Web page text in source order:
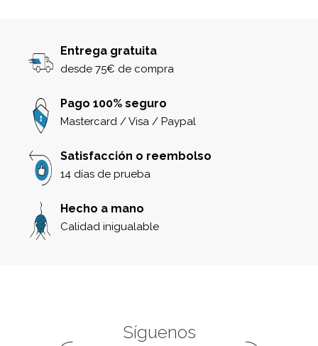
Entrega gratuita
desde 75€ de compra
Pago 100% seguro
Mastercard / Visa / Paypal
Satisfacción o reembolso
14 días de prueba
Hecho a mano
Calidad inigualable
Síguenos